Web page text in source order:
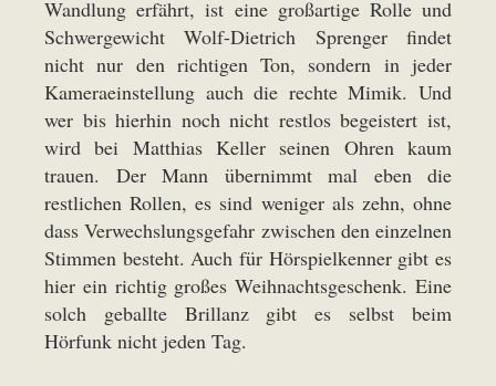
Wandlung erfährt, ist eine großartige Rolle und
Schwergewicht Wolf-Dietrich Sprenger findet
nicht nur den richtigen Ton, sondern in jeder
Kameraeinstellung auch die rechte Mimik. Und
wer bis hierhin noch nicht restlos begeistert ist,
wird bei Matthias Keller seinen Ohren kaum
trauen. Der Mann übernimmt mal eben die
restlichen Rollen, es sind weniger als zehn, ohne
dass Verwechslungsgefahr zwischen den einzelnen
Stimmen besteht. Auch für Hörspielkenner gibt es
hier ein richtig großes Weihnachtsgeschenk. Eine
solch geballte Brillanz gibt es selbst beim
Hörfunk nicht jeden Tag.